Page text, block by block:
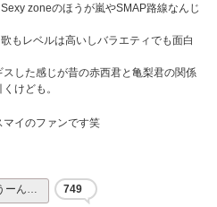
zoneのほうが嵐やSMAP路線なんじ
もレベルは高いしバラエティでも面白
した感じが昔の赤西君と亀梨君の関係
けども。
イのファンです笑
ーん… 749